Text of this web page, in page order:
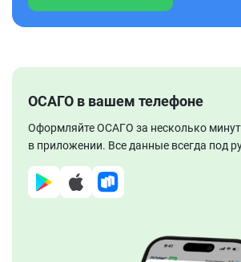
ОСАГО в вашем телефоне
Оформляйте ОСАГО за несколько минут
в приложении. Все данные всегда под